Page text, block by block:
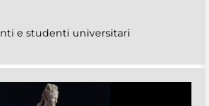
e studenti universitari